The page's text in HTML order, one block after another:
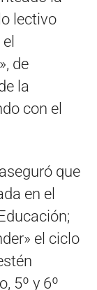
lectivo
de
la
con el
que
en el
el ciclo
5º y 6º